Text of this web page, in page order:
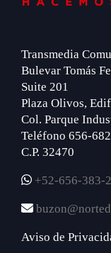
Transmedia
Bulevar Tomás
Suite 201
Plaza Olivos,
Col. Parque
Teléfono 656-
C.P. 32470
+52-656-383-
Aviso de